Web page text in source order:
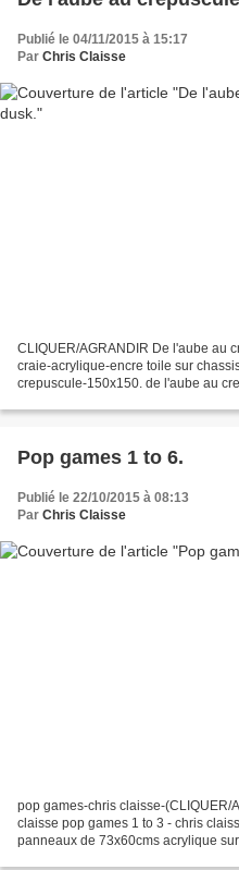
Publié le 04/11/2015 à 15:17
Par Chris Claisse
CLIQUER/AGRANDIR De l'aube au
craie-acrylique-encre toile sur
crepuscule-150x150. de l'aube au
Pop games 1 to 6.
Publié le 22/10/2015 à 08:13
Par Chris Claisse
pop games-chris claisse-(CLIQUER/
claisse pop games 1 to 3 - chris
panneaux de 73x60cms acrylique